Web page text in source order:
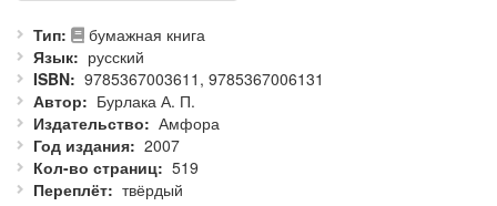
Тип
бумажная книга
Язык
русский
ISBN
9785367003611, 9785367006131
Автор
Бурлака А. П.
Издательство
Амфора
Год издания
2007
Кол-во страниц
519
Переплёт
твёрдый